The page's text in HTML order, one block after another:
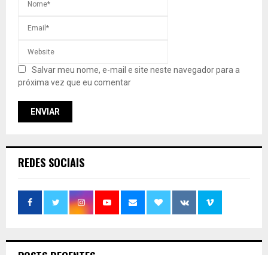
Salvar meu nome, e-mail e site neste navegador para a
próxima vez que eu comentar
REDES SOCIAIS